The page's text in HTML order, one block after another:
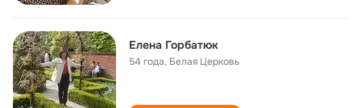
Елена Горбатюк
54 года, Белая Церковь